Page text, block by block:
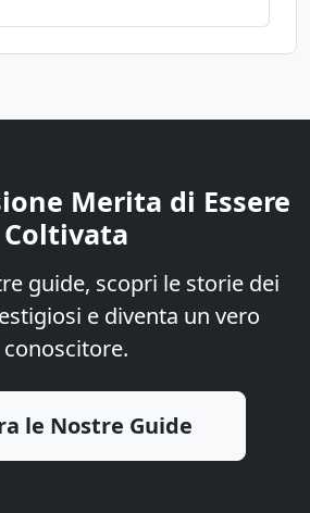
Merita di Essere
Coltivata
guide, scopri le storie dei
e diventa un vero
conoscitore.
le Nostre Guide